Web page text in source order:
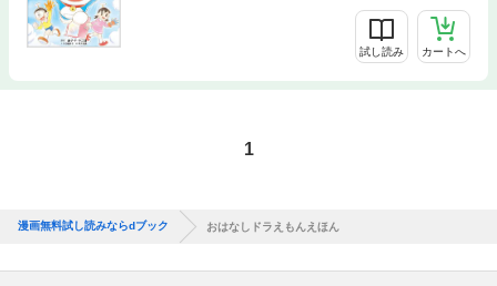
試し読み カートへ
1
漫画無料試し読みならdブック おはなしドラえもんえほん